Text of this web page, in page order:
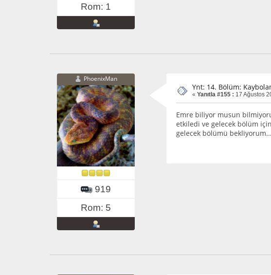
Rom: 1
PhoenixMan
919
Rom: 5
Ynt: 14. Bölüm:
« Yanıtla #155 : 17 Ağustos
Emre biliyor musun
etkiledi ve gelecek bölüm
gelecek bölümü bekliyorum...